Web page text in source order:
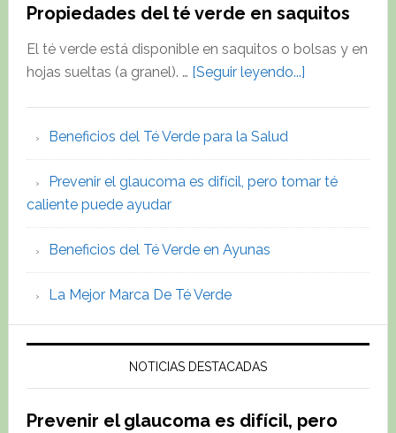
Propiedades del té verde en saquitos
El té verde está disponible en saquitos o bolsas y en
hojas sueltas (a granel). … [Seguir leyendo...]about
verde
en
Beneficios del Té Verde para la Salud
Prevenir el glaucoma es difícil, pero tomar té
caliente puede ayudar
Beneficios del Té Verde en Ayunas
La Mejor Marca De Té Verde
NOTICIAS DESTACADAS
Prevenir el glaucoma es difícil, pero